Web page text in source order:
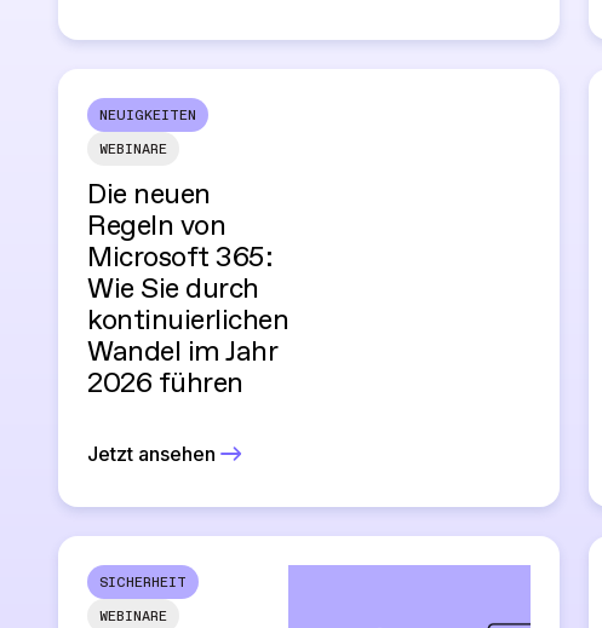
NEUIGKEITEN
WEBINARE
Die neuen
Regeln von
Microsoft 365:
Wie Sie durch
kontinuierlichen
Wandel im Jahr
2026 führen
Jetzt ansehen
SICHERHEIT
WEBINARE